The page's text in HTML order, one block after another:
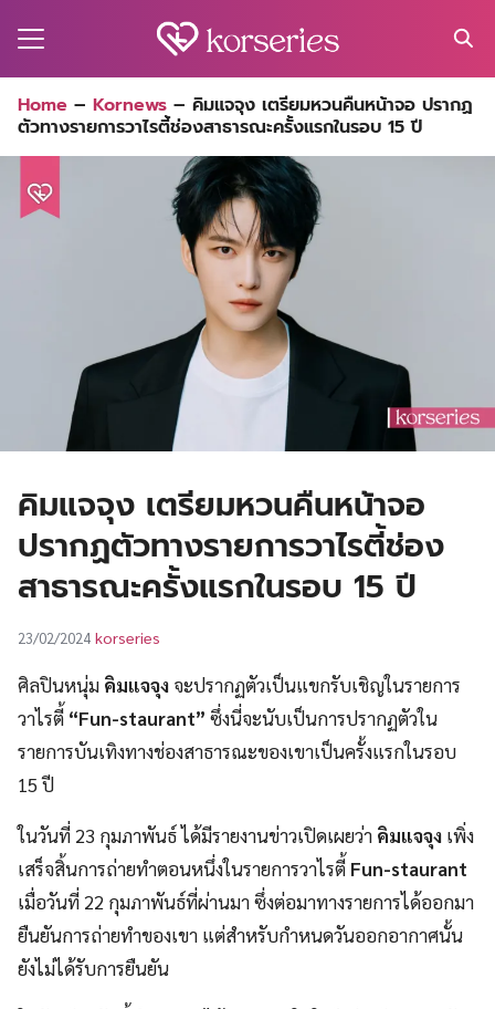
for:
Home – Kornews – คิมแจจุง เตรียมหวนคืนหน้าจอ ปรากฏ
ตัวทางรายการวาไรตี้ช่องสาธารณะครั้งแรกในรอบ 15 ปี
คิมแจจุง เตรียมหวนคืนหน้าจอ
ปรากฏตัวทางรายการวาไรตี้ช่อง
สาธารณะครั้งแรกในรอบ 15 ปี
23/02/2024 korseries
ศิลปินหนุ่ม คิมแจจุง จะปรากฏตัวเป็นแขกรับเชิญในรายการ
วาไรตี้ “Fun-staurant” ซึ่งนี่จะนับเป็นการปรากฏตัวใน
รายการบันเทิงทางช่องสาธารณะของเขาเป็นครั้งแรกในรอบ
15 ปี
ในวันที่ 23 กุมภาพันธ์ ได้มีรายงานข่าวเปิดเผยว่า คิมแจจุง เพิ่ง
เสร็จสิ้นการถ่ายทำตอนหนึ่งในรายการวาไรตี้ Fun-staurant
เมื่อวันที่ 22 กุมภาพันธ์ที่ผ่านมา ซึ่งต่อมาทางรายการได้ออกมา
ยืนยันการถ่ายทำของเขา แต่สำหรับกำหนดวันออกอากาศนั้น
ยังไม่ได้รับการยืนยัน